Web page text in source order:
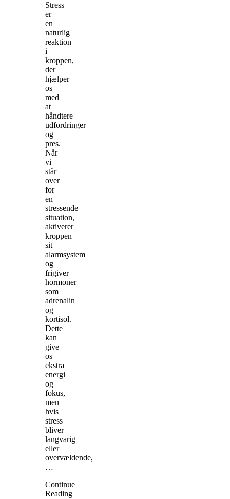
Stress
er
en
naturlig
reaktion
i
kroppen,
der
hjælper
os
med
at
håndtere
udfordringer
og
pres.
Når
vi
står
over
for
en
stressende
situation,
aktiverer
kroppen
sit
alarmsystem
og
frigiver
hormoner
som
adrenalin
og
kortisol.
Dette
kan
give
os
ekstra
energi
og
fokus,
men
hvis
stress
bliver
langvarig
eller
overvældende,
…
Continue
Reading